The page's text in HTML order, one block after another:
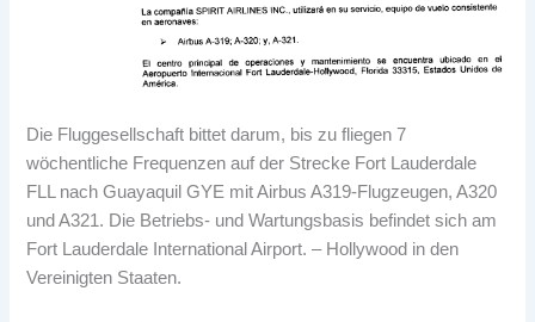
Die Fluggesellschaft bittet darum, bis zu fliegen 7
wöchentliche Frequenzen auf der Strecke Fort Lauderdale
FLL nach Guayaquil GYE mit Airbus A319-Flugzeugen, A320
und A321. Die Betriebs- und Wartungsbasis befindet sich am
Fort Lauderdale International Airport. – Hollywood in den
Vereinigten Staaten.